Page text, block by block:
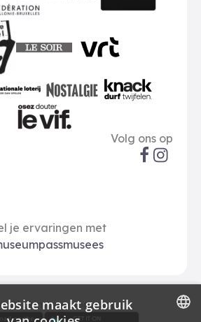
Nostalgie
Sociale
Volg ons op
je ervaringen met
Download
de museumpas-app
Betalingsopties
maakt gebruik